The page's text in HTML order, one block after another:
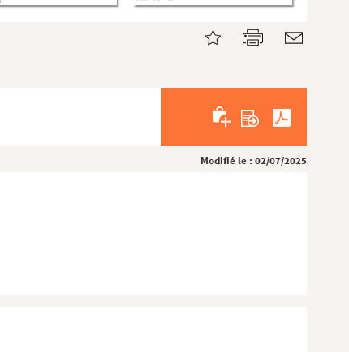
Modifié le : 02/07/2025